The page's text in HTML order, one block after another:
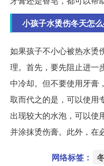
小孩子水烫伤冬天怎
如果孩子不小心被热水烫
理。首先，要先阻止进一
中冷却。但不要使用牙膏
取而代之的是，可以使用
出现较大的水泡，可以使
并涂抹烫伤膏。此外，在
网络标签：